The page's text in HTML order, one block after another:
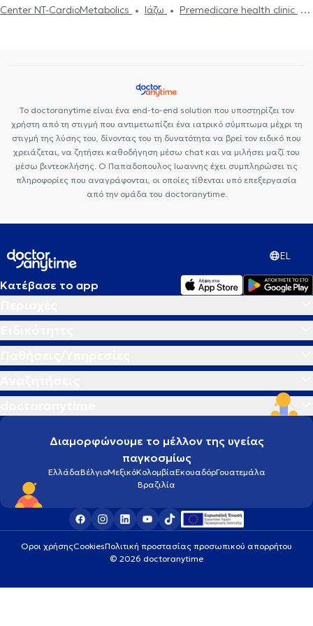
Center NT-CardioMetabolics
Ιάζω
Premedicare health clinic
Το doctoranytime είναι ένα end-to-end solution που υποστηρίζει τον
χρήστη από τη στιγμή που αντιμετωπίζει ένα ιατρικό σύμπτωμα μέχρι τη
στιγμή της λύσης του, δίνοντας του τη δυνατότητα να βρεί τον ειδικό που
χρειάζεται, να ζητήσει καθοδήγηση μέσω chat και να μιλήσει μαζί του
μέσω βιντεοκλήσης. Ο Παπαδοπουλος Ιωαννης έχει συμπληρώσει τις
πληροφορίες που αναγράφονται, οι οποίες τίθενται υπό επεξεργασία
από την ομάδα του doctoranytime.
EL
Κατέβασε το app
Διαμορφώνουμε το μέλλον της υγείας
παγκοσμίως
ΕλλάδαΒέλγιοΜεξικόΚολομβίαΕκουαδόρΓουατεμάλα
Βραζιλία
Οροι χρήσηςCookiesΠολιτική προστασίας προσωπικού απορρήτου
© 2026 doctoranytime